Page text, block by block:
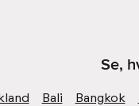
Se,
Bali Bangkok